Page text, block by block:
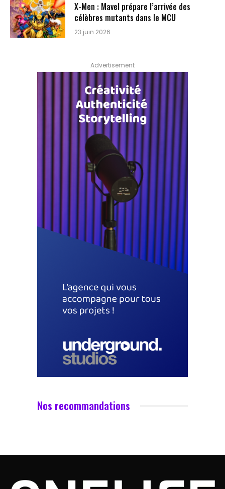
X-Men : Mavel prépare l’arrivée des
célèbres mutants dans le MCU
23 juin 2026
Advertisement
Nos recommandations